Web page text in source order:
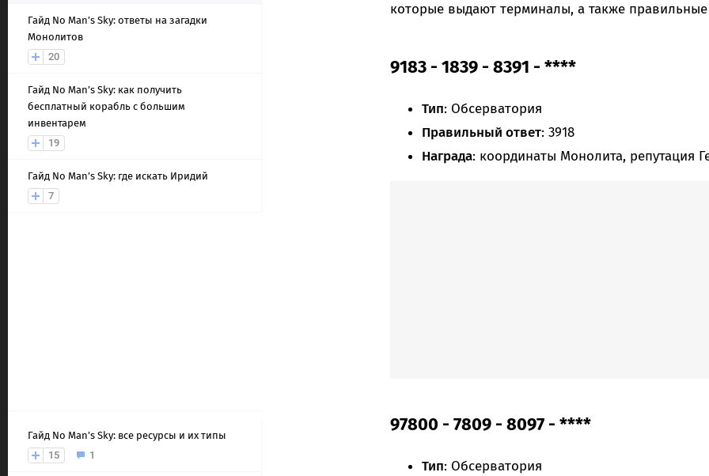
Гайд No Man’s Sky: ответы на загадки
Монолитов
20
Гайд No Man’s Sky: как получить
бесплатный корабль с большим
инвентарем
19
Гайд No Man’s Sky: где искать Иридий
7
Гайд No Man’s Sky: все ресурсы и их типы
15
1
которые выдают терминалы, а также
9183 - 1839 - 8391 - ****
Тип: Обсерватория
Правильный ответ: 3918
Награда: координаты Монолита, репутация
97800 - 7809 - 8097 - ****
Тип: Обсерватория